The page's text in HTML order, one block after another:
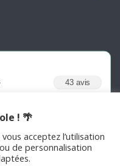
43 avis
sont réservés
! 🌴
acceptez l’utilisation
de personnalisation